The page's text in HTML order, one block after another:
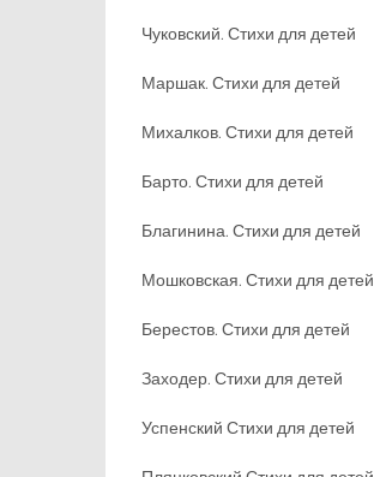
Чуковский. Стихи для детей
Маршак. Стихи для детей
Михалков. Стихи для детей
Барто. Стихи для детей
Благинина. Стихи для детей
Мошковская. Стихи для детей
Берестов. Стихи для детей
Заходер. Стихи для детей
Успенский Стихи для детей